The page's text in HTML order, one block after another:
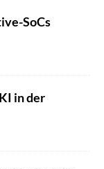
SoCs
in der